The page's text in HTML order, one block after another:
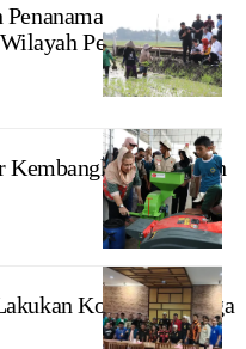
Padi
Pesisir Kota
Kembangkan Pertanian
Konsolidasi Jaga